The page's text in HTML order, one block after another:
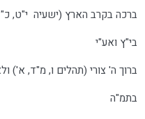
ברכה בקרב הארץ (ישעיה י"ט,
בי"ץ ואע"י
ברוך ה' צורי (תהלים ו, מ"ד, א')
בתמ"ה